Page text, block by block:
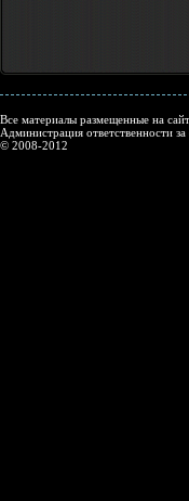
Все материалы размещенные на
Администрация ответственности
© 2008-2012